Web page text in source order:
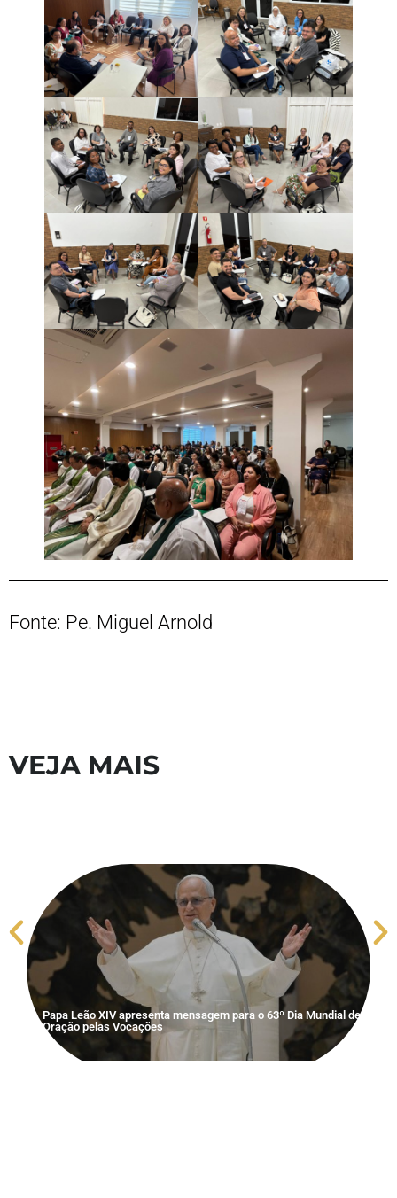
Fonte: Pe. Miguel Arnold
VEJA MAIS
Papa Leão XIV apresenta mensagem para o 63º Dia Mundial de
Oração pelas Vocações